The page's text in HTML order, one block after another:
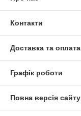
Контакти
Доставка та оплата
Графік роботи
Повна версія сайту